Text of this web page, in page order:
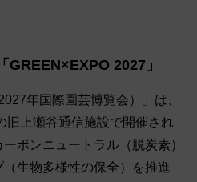
GREEN×EXPO 2027」
年国際園芸博覧会）」は、
旧上瀬谷通信施設で開催され
ボンニュートラル（脱炭素）
生物多様性の保全）を推進